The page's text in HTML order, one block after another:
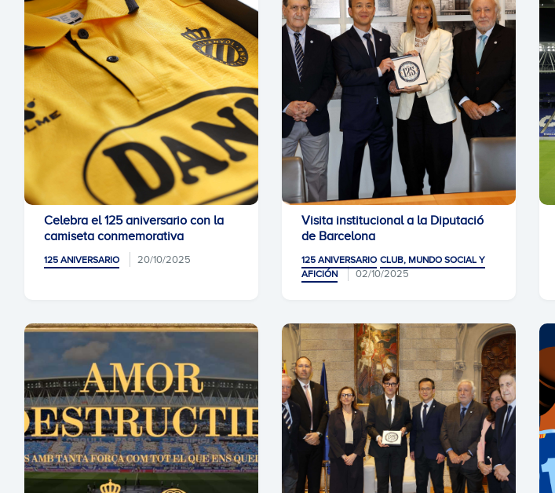
Celebra el 125 aniversario con la
camiseta conmemorativa
125 ANIVERSARIO 20/10/2025
Visita institucional a la Diputació
de Barcelona
125 ANIVERSARIO CLUB, MUNDO SOCIAL Y
AFICIÓN
02/10/2025